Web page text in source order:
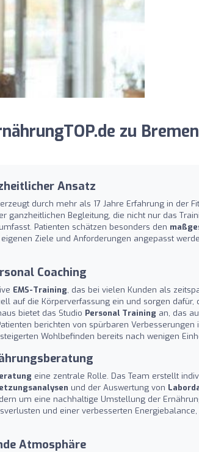
zu
Ansatz
durch mehr als 17 Jahre Erfahrung in der
ganzheitlichen Begleitung, die nicht nur das
Patienten schätzen besonders den
Ziele und Anforderungen angepasst
Coaching
EMS-Training, das bei vielen Kunden als
auf die Körperverfassung ein und sorgen dafür,
bietet das Studio Personal Training an, das
berichten von spürbaren Verbesserungen
Wohlbefinden bereits nach wenigen
eine zentrale Rolle. Das Team erstellt
und der Auswertung von
um eine nachhaltige Umstellung der
und einer verbesserten
Atmosphäre